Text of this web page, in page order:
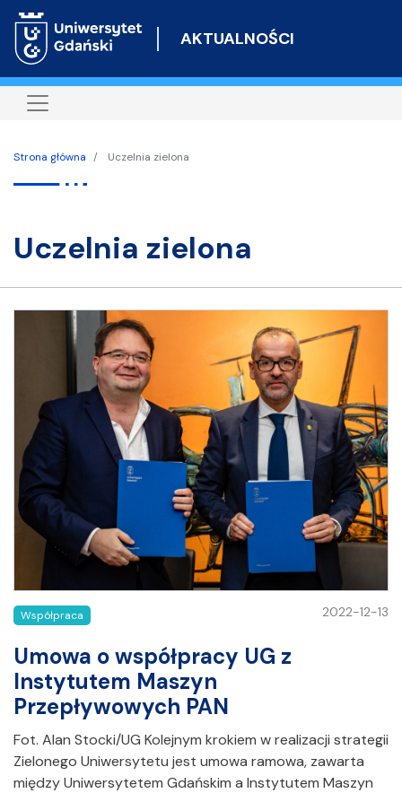
do
AKTUALNOŚCI
Strona główna Uczelnia zielona
uczelnia zielona
Współpraca 2022-12-13
Umowa o współpracy UG z
Instytutem Maszyn
Przepływowych PAN
Fot. Alan Stocki/UG Kolejnym krokiem w realizacji strategii
Zielonego Uniwersytetu jest umowa ramowa, zawarta
między Uniwersytetem Gdańskim a Instytutem Maszyn